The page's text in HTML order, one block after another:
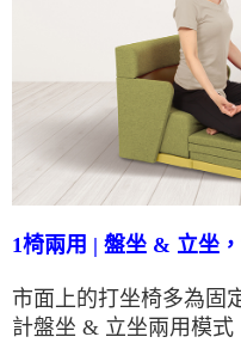
1椅兩用 | 盤坐 & 立坐
市面上的打坐椅多為固
計盤坐 & 立坐兩用模